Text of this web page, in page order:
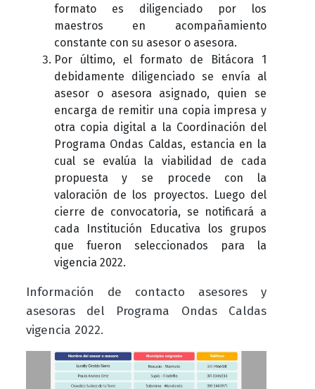
formato es diligenciado por los
maestros en acompañamiento
constante con su asesor o asesora.
Por último, el formato de Bitácora 1
debidamente diligenciado se envía al
asesor o asesora asignado, quien se
encarga de remitir una copia impresa y
otra copia digital a la Coordinación del
Programa Ondas Caldas, estancia en la
cual se evalúa la viabilidad de cada
propuesta y se procede con la
valoración de los proyectos. Luego del
cierre de convocatoria, se notificará a
cada Institución Educativa los grupos
que fueron seleccionados para la
vigencia 2022.
Información de contacto asesores y
asesoras del Programa Ondas Caldas
vigencia 2022.